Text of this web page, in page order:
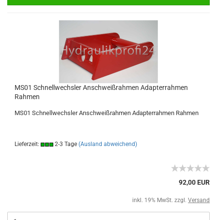
MS01 Schnellwechsler Anschweißrahmen Adapterrahmen
Rahmen
MS01 Schnellwechsler Anschweißrahmen Adapterrahmen Rahmen
Lieferzeit: 2-3 Tage (Ausland abweichend)
92,00 EUR
inkl. 19% MwSt. zzgl. Versand